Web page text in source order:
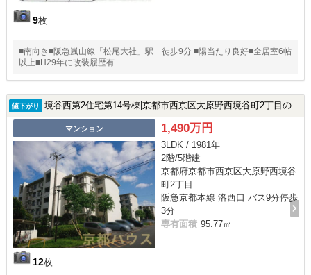
9枚
■南向き■阪急嵐山線「松尾大社」駅 徒歩9分 ■陽当たり良好■全居室6帖
以上■H29年に改装履歴有
値下がり 境谷西第2住宅第14号棟|京都市西京区大原野西境谷町2丁目の中古マンション
マンション
12枚
1,490万円
3LDK / 1981年
2階/5階建
京都府京都市西京区大原野西境谷
町2丁目
阪急京都本線 洛西口 バス9分停歩
3分
専有面積 95.77㎡